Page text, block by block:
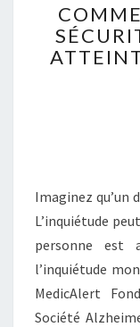
Imaginez qu’un
L’inquiétude
personne est
l’inquiétude
MedicAlert
Société